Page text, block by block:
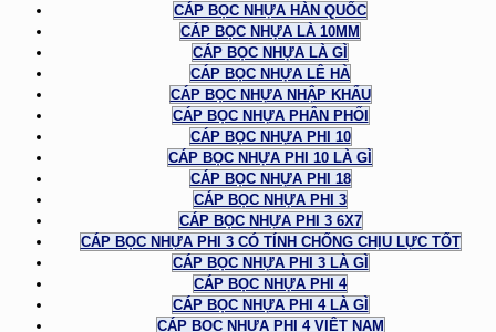
CÁP BỌC NHỰA HÀN QUỐC
CÁP BỌC NHỰA LÀ 10MM
CÁP BỌC NHỰA LÀ GÌ
CÁP BỌC NHỰA LÊ HÀ
CÁP BỌC NHỰA NHẬP KHẨU
CÁP BỌC NHỰA PHÂN PHỐI
CÁP BỌC NHỰA PHI 10
CÁP BỌC NHỰA PHI 10 LÀ GÌ
CÁP BỌC NHỰA PHI 18
CÁP BỌC NHỰA PHI 3
CÁP BỌC NHỰA PHI 3 6X7
CÁP BỌC NHỰA PHI 3 CÓ TÍNH CHỐNG CHỊU LỰC TỐT
CÁP BỌC NHỰA PHI 3 LÀ GÌ
CÁP BỌC NHỰA PHI 4
CÁP BỌC NHỰA PHI 4 LÀ GÌ
CÁP BỌC NHỰA PHI 4 VIỆT NAM